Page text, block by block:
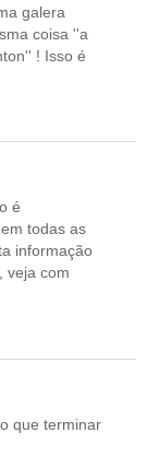
galera
coisa ''a
! Isso é
é
todas as
informação
veja com
que terminar